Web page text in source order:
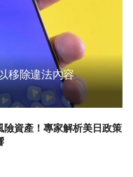
移除違法內容
險資產！專家解析美日政策